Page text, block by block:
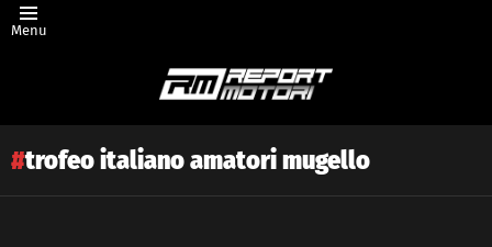
Menu
trofeo italiano amatori mugello